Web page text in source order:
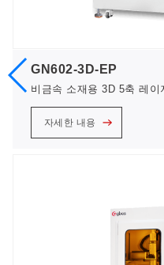
GN602-3D-EP
비금속 소재용 3D 5축 레이
자세한 내용